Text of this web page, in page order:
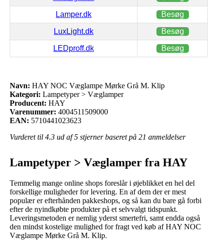
Lamper.dk Besøg
LuxLight.dk Besøg
LEDproff.dk Besøg
Navn: HAY NOC Væglampe Mørke Grå M. Klip
Kategori: Lampetyper > Væglamper
Producent: HAY
Varenummer: 4004511509000
EAN: 5710441023623
Vurderet til 4.3 ud af 5 stjerner baseret på 21 anmeldelser
Lampetyper > Væglamper fra HAY
Temmelig mange online shops foreslår i øjeblikket en hel del
forskellige muligheder for levering. En af dem der er mest
populær er efterhånden pakkeshops, og så kan du bare gå forbi
efter de nyindkøbte produkter på et selvvalgt tidspunkt.
Leveringsmetoden er nemlig yderst smertefri, samt endda også
den mindst kostelige mulighed for fragt ved køb af HAY NOC
Væglampe Mørke Grå M. Klip.